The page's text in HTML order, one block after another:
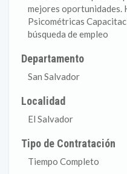
mejores oportunidades.
Psicométricas
búsqueda de empleo
Departamento
San Salvador
Localidad
El Salvador
Tipo de Contratación
Tiempo Completo